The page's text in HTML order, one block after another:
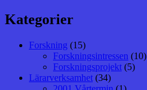
Kategorier
Forskning (15)
Forskningsintressen (10)
Forskningsprojekt (5)
Lärarverksamhet (34)